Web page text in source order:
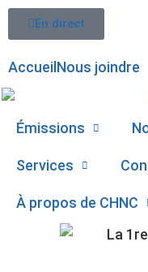
En direct
Accueil Nous joindre
Émissions
Services
À propos de CHNC